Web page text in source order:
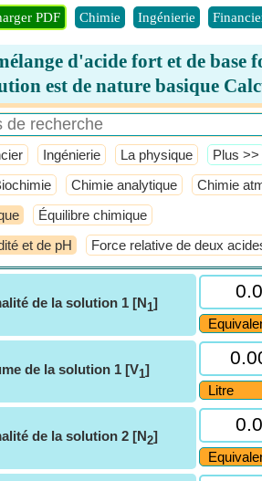
PDF Chimie Ingénierie
d'acide fort et de base
est de nature basique
Ingénierie La physique ​Plus >>
Chimie analytique Chimie
Équilibre chimique
et de pH Force relative de deux
de la solution 1 [N1]
de la solution 1 [V1]
de la solution 2 [N2]